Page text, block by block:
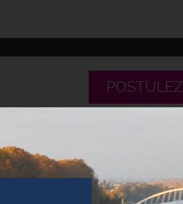
POSTULEZ